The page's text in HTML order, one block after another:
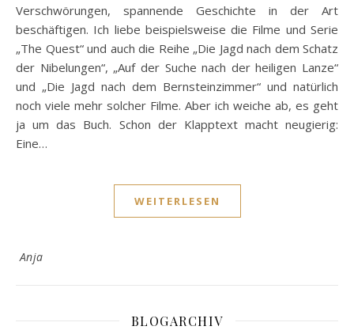
Verschwörungen, spannende Geschichte in der Art
beschäftigen. Ich liebe beispielsweise die Filme und Serie
„The Quest“ und auch die Reihe „Die Jagd nach dem Schatz
der Nibelungen“, „Auf der Suche nach der heiligen Lanze“
und „Die Jagd nach dem Bernsteinzimmer“ und natürlich
noch viele mehr solcher Filme. Aber ich weiche ab, es geht
ja um das Buch. Schon der Klapptext macht neugierig:
Eine…
WEITERLESEN
Anja
BLOGARCHIV